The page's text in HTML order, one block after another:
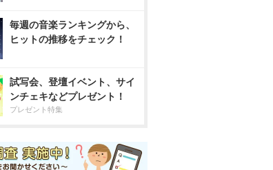
毎週の音楽ランキングから、
ヒットの推移をチェック！
試写会、登壇イベント、サイ
ンチェキなどプレゼント！
プレゼント特集